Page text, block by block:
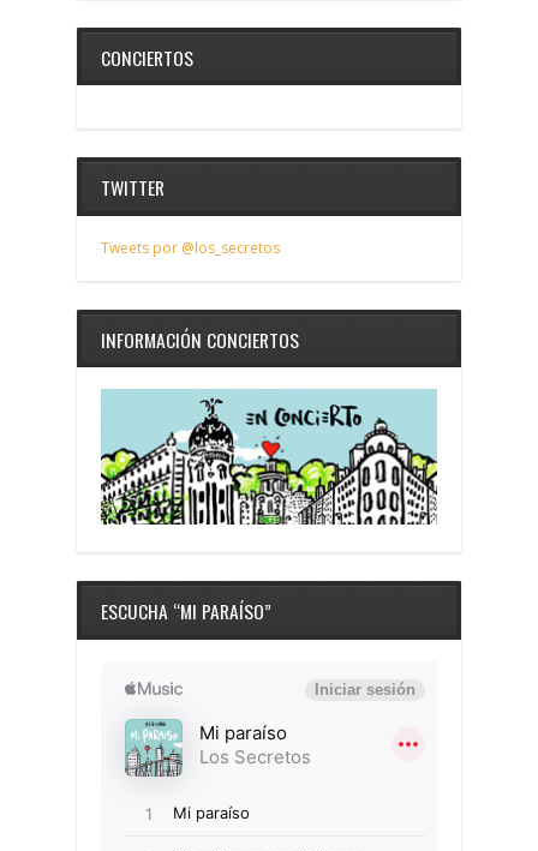
CONCIERTOS
TWITTER
Tweets por @los_secretos
INFORMACIÓN CONCIERTOS
ESCUCHA “MI PARAÍSO”